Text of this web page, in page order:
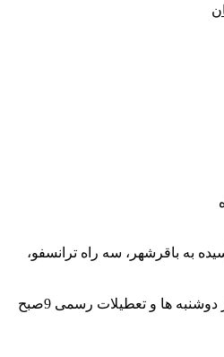
به باقرشهر، سه راه ترانسفو،
همه روزه حتی جمعه ها غیر از دوشنبه ها و تعطیلات رسمی 9صبح